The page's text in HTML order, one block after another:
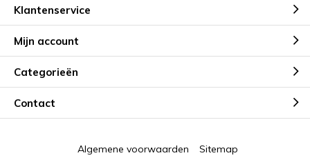
Klantenservice
Mijn account
Categorieën
Contact
Algemene voorwaarden Sitemap